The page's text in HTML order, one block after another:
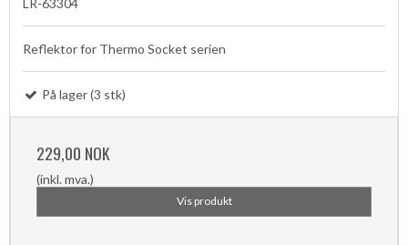
LR-63304
Reflektor for Thermo Socket serien
På lager (3 stk)
229,00 NOK
(inkl. mva.)
Vis produkt